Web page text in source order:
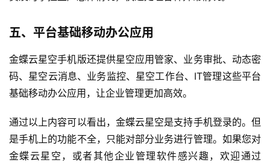
首
e
f
X
分
类
Sign in Sign up
五、平台基础移动办公应用
金蝶云星空手机版还提供星空应用管家、业务审批、动态密
码、星空云消息、业务监控、星空工作台、IT管理这些平台
基础移动办公应用，让企业管理更加高效。
通过以上内容可以看出，金蝶云星空是支持手机登录的。但
是手机上的功能不全，只能对部分业务进行管理。如果您对
金蝶云星空，或者其他企业管理软件感兴趣，欢迎通过